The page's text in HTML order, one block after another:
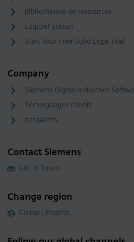
Bibliothèque de ressources
Logiciel gratuit
Start Your Free Solid Edge Trial
Company
Siemens Digital Industries
Témoignages clients
Actualités
Contact Siemens
Get in Touch
Change region
Global | English